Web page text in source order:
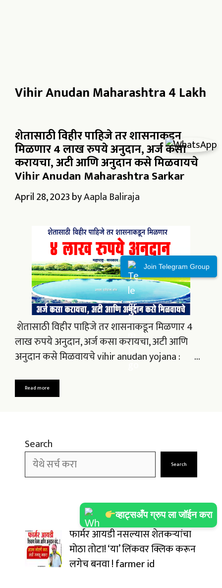
Vihir Anudan Maharashtra 4 Lakh
शेतासाठी विहीर पाहिजे तर शासनाकडून
मिळणार 4 लाख रुपये अनुदान, अर्ज कसा
करायचा, अटी आणि अनुदान कसे मिळवायचे
Vihir Anudan Maharashtra Sarkar
April 28, 2023byAapla Baliraja
शेतासाठी विहीर पाहिजे तर शासनाकडून मिळणार 4
लाख रुपये अनुदान, अर्ज कसा करायचा, अटी आणि
अनुदान कसे मिळवायचे vihir anudan yojana : …
Read more
Join Telegram Group
व्हाट्सअँप ग्रुप ला जॉईन करा
Search
Search
फार्मर आयडी नसल्यास शेतकऱ्यांचा
मोठा तोटा! ‘या’ लिंकवर क्लिक करून
लगेच बनवा ! farmer id